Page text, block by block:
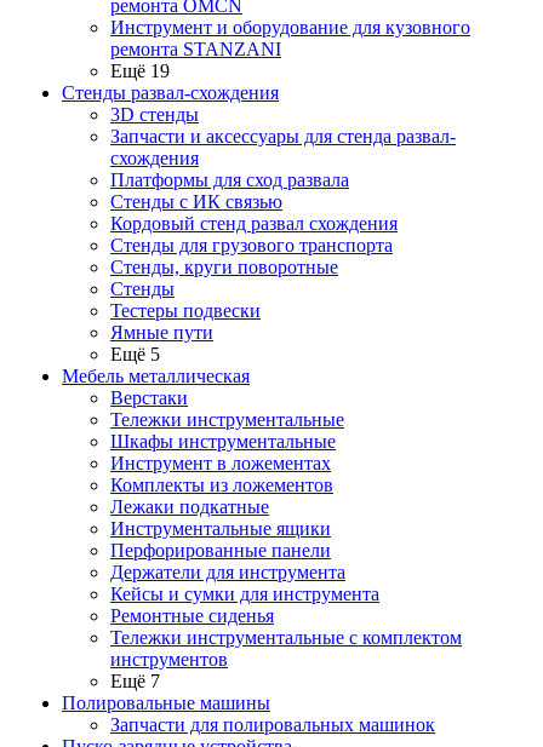
ремонта OMCN
Инструмент и оборудование для кузовного
ремонта STANZANI
Ещё 19
Стенды развал-схождения
3D стенды
Запчасти и аксессуары для стенда развал-
схождения
Платформы для сход развала
Стенды с ИК связью
Кордовый стенд развал схождения
Стенды для грузового транспорта
Стенды, круги поворотные
Стенды
Тестеры подвески
Ямные пути
Ещё 5
Мебель металлическая
Верстаки
Тележки инструментальные
Шкафы инструментальные
Инструмент в ложементах
Комплекты из ложементов
Лежаки подкатные
Инструментальные ящики
Перфорированные панели
Держатели для инструмента
Кейсы и сумки для инструмента
Ремонтные сиденья
Тележки инструментальные с комплектом
инструментов
Ещё 7
Полировальные машины
Запчасти для полировальных машинок